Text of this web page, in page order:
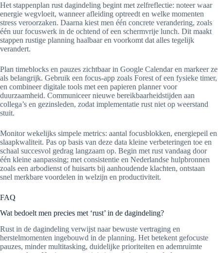
Het stappenplan rust dagindeling begint met zelfreflectie: noteer waar
energie wegvloeit, wanneer afleiding optreedt en welke momenten
stress veroorzaken. Daarna kiest men één concrete verandering, zoals
één uur focuswerk in de ochtend of een schermvrije lunch. Dit maakt
stappen rustige planning haalbaar en voorkomt dat alles tegelijk
verandert.
Plan timeblocks en pauzes zichtbaar in Google Calendar en markeer ze
als belangrijk. Gebruik een focus-app zoals Forest of een fysieke timer,
en combineer digitale tools met een papieren planner voor
duurzaamheid. Communiceer nieuwe bereikbaarheidstijden aan
collega’s en gezinsleden, zodat implementatie rust niet op weerstand
stuit.
Monitor wekelijks simpele metrics: aantal focusblokken, energiepeil en
slaapkwaliteit. Pas op basis van deze data kleine verbeteringen toe en
schaal succesvol gedrag langzaam op. Begin met rust vandaag door
één kleine aanpassing; met consistentie en Nederlandse hulpbronnen
zoals een arbodienst of huisarts bij aanhoudende klachten, ontstaan
snel merkbare voordelen in welzijn en productiviteit.
FAQ
Wat bedoelt men precies met ‘rust’ in de dagindeling?
Rust in de dagindeling verwijst naar bewuste vertraging en
herstelmomenten ingebouwd in de planning. Het betekent gefocuste
pauzes, minder multitasking, duidelijke prioriteiten en ademruimte